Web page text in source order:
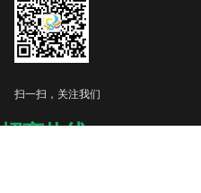
扫一扫，关注我们
招商热线：